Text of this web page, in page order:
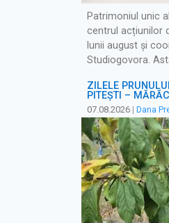
Patrimoniul unic
centrul acțiunilor
lunii august și
Studiogovora.
ZILELE
PITEȘTI –
07.08.2026 | Dana